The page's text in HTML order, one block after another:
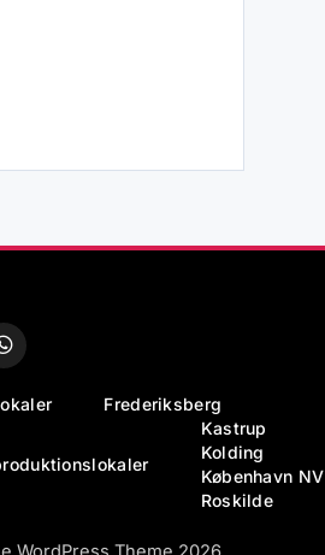
Frederiksberg
Kastrup
Kolding
København NV
Roskilde